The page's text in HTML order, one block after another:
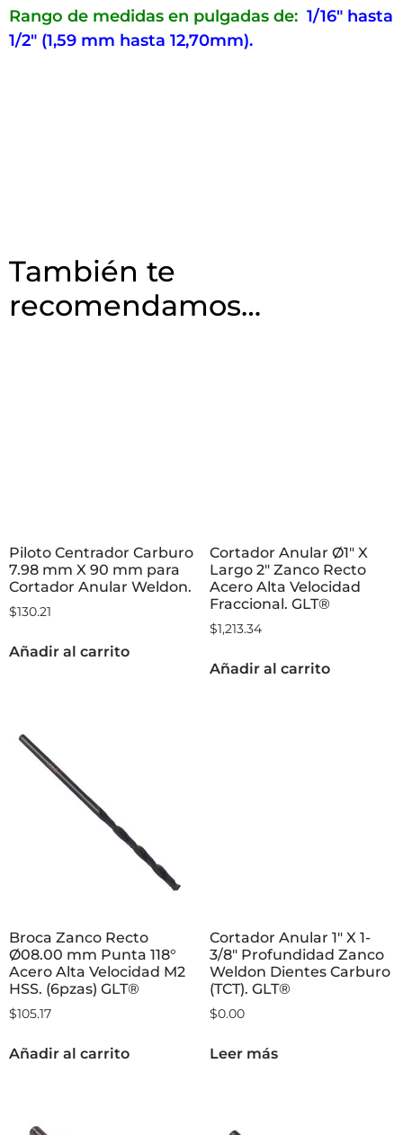
Rango de medidas en pulgadas de: 1/16″ hasta
1/2″ (1,59 mm hasta 12,70mm).
También te
recomendamos…
Piloto Centrador Carburo
7.98 mm X 90 mm para
Cortador Anular Weldon.
$130.21
Añadir al carrito
Cortador Anular Ø1″ X
Largo 2″ Zanco Recto
Acero Alta Velocidad
Fraccional. GLT®
$1,213.34
Añadir al carrito
Broca Zanco Recto
Ø08.00 mm Punta 118°
Acero Alta Velocidad M2
HSS. (6pzas) GLT®
$105.17
Añadir al carrito
Cortador Anular 1″ X 1-
3/8″ Profundidad Zanco
Weldon Dientes Carburo
(TCT). GLT®
$0.00
Leer más